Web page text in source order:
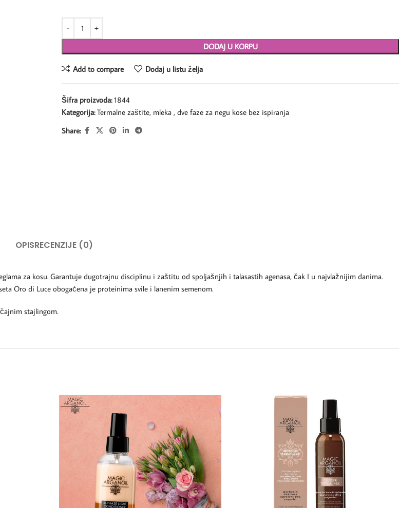
DODAJ U KORPU
Add to compare Dodaj u listu želja
Šifra proizvoda:1844
Kategorija: Termalne zaštite, mleka , dve faze za negu kose bez ispiranja
Share:
OPISRECENZIJE (0)
za kosu. Garantuje dugotrajnu disciplinu i zaštitu od spoljašnjih i talasastih agenasa, čak I u najvlažnijim danima.
Oro di Luce obogaćena je proteinima svile i lanenim semenom.
stajlingom.